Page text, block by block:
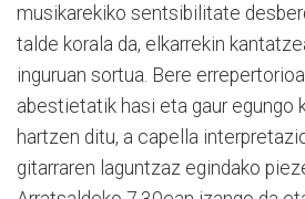
musikarekiko sentsibilitate
talde korala da, elkarrekin
inguruan sortua. Bere
abestietatik hasi eta gaur egungo
hartzen ditu, a capella
gitarraren laguntzaz egindako